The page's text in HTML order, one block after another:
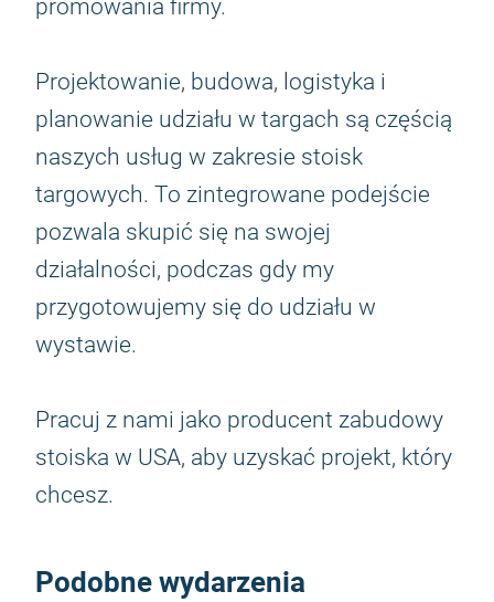
promowania firmy.
Projektowanie, budowa, logistyka i
planowanie udziału w targach są częścią
naszych usług w zakresie stoisk
targowych. To zintegrowane podejście
pozwala skupić się na swojej
działalności, podczas gdy my
przygotowujemy się do udziału w
wystawie.
Pracuj z nami jako producent zabudowy
stoiska w USA, aby uzyskać projekt, który
chcesz.
Podobne wydarzenia